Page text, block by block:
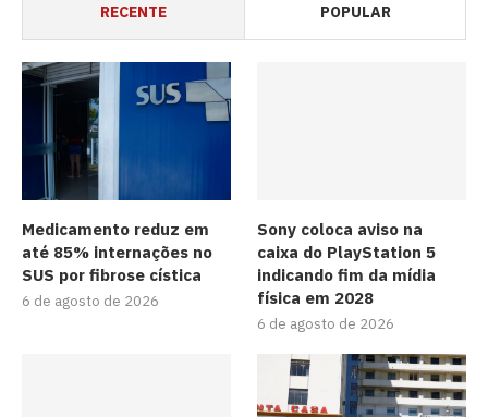
RECENTE POPULAR
Medicamento reduz em
até 85% internações no
SUS por fibrose cística
6 de agosto de 2026
Sony coloca aviso na
caixa do PlayStation 5
indicando fim da mídia
física em 2028
6 de agosto de 2026